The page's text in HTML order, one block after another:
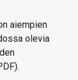
aiempien
olevia